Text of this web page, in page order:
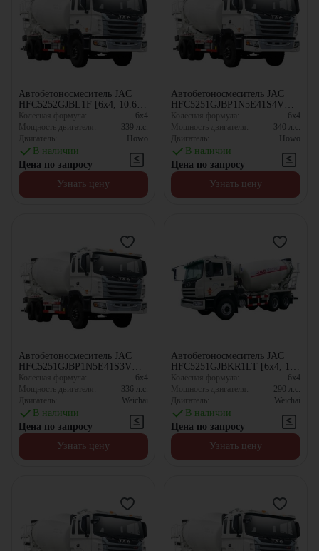
Автобетоносмеситель JAC
HFC5252GJBL1F [6x4, 10.67
м³]
Колёсная формула:
6x4
Мощность двигателя:
339 л.с.
Двигатель:
Howo
В наличии
Цена по запросу
Узнать цену
Автобетоносмеситель JAC
HFC5251GJBP1N5E41S4V
[6x4, 10.67 м³]
Колёсная формула:
6x4
Мощность двигателя:
340 л.с.
Двигатель:
Howo
В наличии
Цена по запросу
Узнать цену
Автобетоносмеситель JAC
HFC5251GJBP1N5E41S3V
[6x4, 10.67 м³]
Колёсная формула:
6x4
Мощность двигателя:
336 л.с.
Двигатель:
Weichai
В наличии
Цена по запросу
Узнать цену
Автобетоносмеситель JAC
HFC5251GJBKR1LT [6x4, 10
м³]
Колёсная формула:
6x4
Мощность двигателя:
290 л.с.
Двигатель:
Weichai
В наличии
Цена по запросу
Узнать цену